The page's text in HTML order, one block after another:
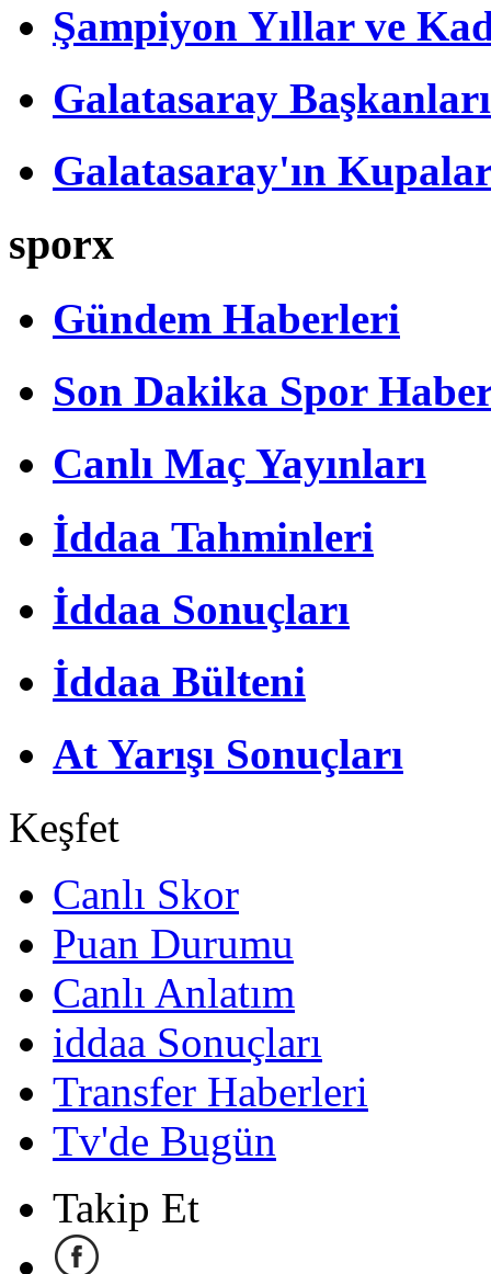
Şampiyon Yıllar ve
Galatasaray Başkanları
Galatasaray'ın
sporx
Gündem Haberleri
Son Dakika Spor
Canlı Maç Yayınları
İddaa Tahminleri
İddaa Sonuçları
İddaa Bülteni
At Yarışı Sonuçları
Keşfet
Canlı Skor
Puan Durumu
Canlı Anlatım
iddaa Sonuçları
Transfer Haberleri
Tv'de Bugün
Takip Et